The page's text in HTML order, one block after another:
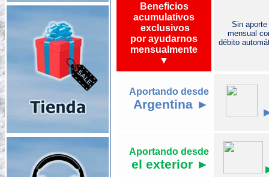
Beneficios
acumulativos
exclusivos
por ayudarnos
mensualmente
▼
Sin aporte
mensual
débito
Aportando desde
Argentina ►
Aportando desde
el exterior ►